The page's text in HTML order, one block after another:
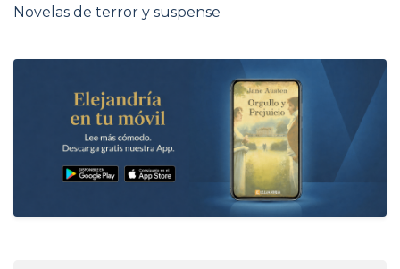
Novelas de terror y suspense